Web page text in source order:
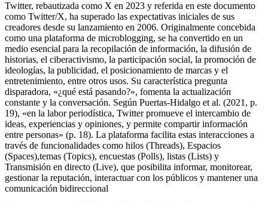
Twitter, rebautizada como X en 2023 y referida en este documento
como Twitter/X, ha superado las expectativas iniciales de sus
creadores desde su lanzamiento en 2006. Originalmente concebida
como una plataforma de microblogging, se ha convertido en un
medio esencial para la recopilación de información, la difusión de
historias, el ciberactivismo, la participación social, la promoción de
ideologías, la publicidad, el posicionamiento de marcas y el
entretenimiento, entre otros usos. Su característica pregunta
disparadora, «¿qué está pasando?», fomenta la actualización
constante y la conversación. Según Puertas-Hidalgo et al. (2021, p.
19), «en la labor periodística, Twitter promueve el intercambio de
ideas, experiencias y opiniones, y permite compartir información
entre personas» (p. 18). La plataforma facilita estas interacciones a
través de funcionalidades como hilos (Threads), Espacios
(Spaces),temas (Topics), encuestas (Polls), listas (Lists) y
Transmisión en directo (Live), que posibilita informar, monitorear,
gestionar la reputación, interactuar con los públicos y mantener una
comunicación bidireccional